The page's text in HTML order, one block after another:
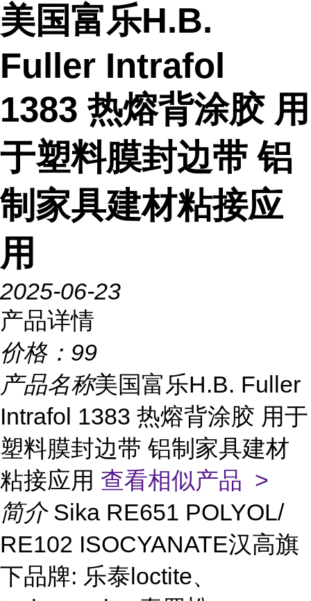
美国富乐H.B.
Fuller Intrafol
1383 热熔背涂胶 用
于塑料膜封边带 铝
制家具建材粘接应
用
2025-06-23
产品详情
价格： 99
产品名称美国富乐H.B. Fuller
Intrafol 1383 热熔背涂胶 用于
塑料膜封边带 铝制家具建材
粘接应用 查看相似产品 >
简介 Sika RE651 POLYOL/
RE102 ISOCYANATE汉高旗
下品牌: 乐泰loctite、